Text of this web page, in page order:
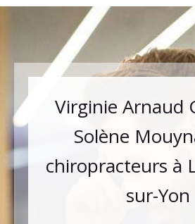
Virginie Arnaud
Solène
chiropracteurs à
sur-Yon